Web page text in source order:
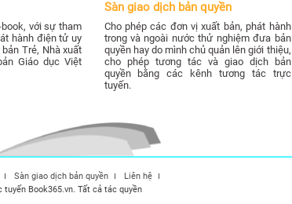
với sự tham
hành điện tử uy
Trẻ, Nhà xuất
Giáo dục Việt
Sàn giao dịch bản quyền
Cho phép các đơn vị xuất bản, phát hành
trong và ngoài nước thử nghiệm đưa bản
quyền hay do mình chủ quản lên giới thiệu,
cho phép tương tác và giao dịch bản
quyền bằng các kênh tương tác trực
tuyến.
Sàn giao dịch bản quyền
Liên hệ
Book365.vn. Tất cả tác quyền